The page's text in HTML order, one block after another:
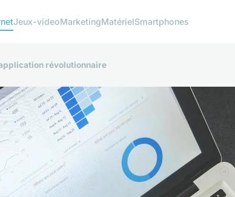
Jeux-videoMarketingMatérielSmartphones
révolutionnaire